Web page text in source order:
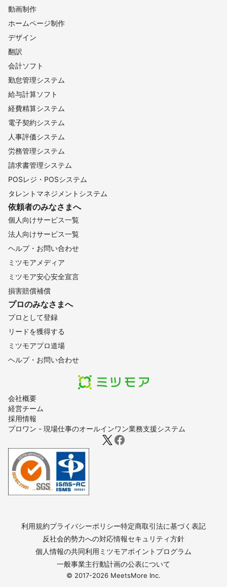
会社概要
経営チーム
採用情報
プロワン - 現場仕事のオールインワン業務支援システム
動画制作
ホームページ制作
デザイン
翻訳
会計ソフト
勤怠管理システム
給与計算ソフト
経費精算システム
電子契約システム
人事評価システム
労務管理システム
請求書管理システム
POSレジ・POSシステム
タレントマネジメントシステム
依頼者のみなさまへ
個人向けサービス一覧
法人向けサービス一覧
ヘルプ・お問い合わせ
ミツモアメディア
ミツモア安心安全宣言
損害賠償補償
プロのみなさまへ
プロとして登録
リードを獲得する
ミツモアプロ道場
ヘルプ・お問い合わせ
利用規約プライバシーポリシー特定商取引法に基づく表記
反社会的勢力への対応情報セキュリティ方針
個人情報の共同利用 ミツモアポイントプログラム
一般事業主行動計画の公表について
© 2017-2026 MeetsMore Inc.